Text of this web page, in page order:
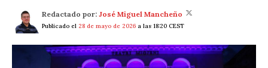
Redactado por: José Miguel Mancheño
Publicado el 28 de mayo de 2026 a las 18:20 CEST